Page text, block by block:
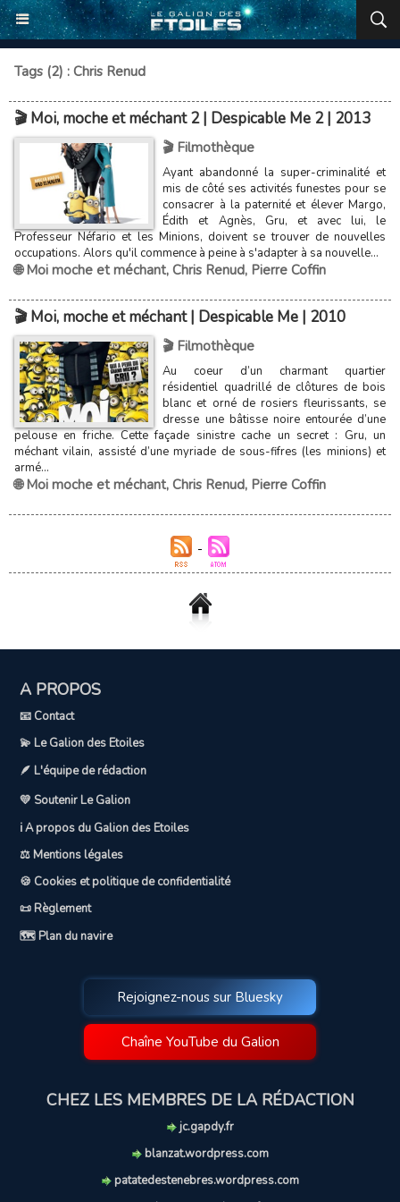
Tags (2) : Chris Renud
🎬 Moi, moche et méchant 2 | Despicable Me 2 | 2013
🎬 Filmothèque
Ayant abandonné la super-criminalité et
mis de côté ses activités funestes pour se
consacrer à la paternité et élever Margo,
Édith et Agnès, Gru, et avec lui, le
Professeur Néfario et les Minions, doivent se trouver de nouvelles
occupations. Alors qu'il commence à peine à s'adapter à sa nouvelle...
🌐 Moi moche et méchant, Chris Renud, Pierre Coffin
🎬 Moi, moche et méchant | Despicable Me | 2010
🎬 Filmothèque
Au coeur d’un charmant quartier
résidentiel quadrillé de clôtures de bois
blanc et orné de rosiers fleurissants, se
dresse une bâtisse noire entourée d’une
pelouse en friche. Cette façade sinistre cache un secret : Gru, un
méchant vilain, assisté d’une myriade de sous-fifres (les minions) et
armé...
🌐 Moi moche et méchant, Chris Renud, Pierre Coffin
A PROPOS
📧 Contact
💫 Le Galion des Etoiles
🪶 L'équipe de rédaction
💛 Soutenir Le Galion
ℹ️ A propos du Galion des Etoiles
⚖️ Mentions légales
🍪 Cookies et politique de confidentialité
📜 Règlement
🗺️ Plan du navire
Rejoignez-nous sur Bluesky
Chaîne YouTube du Galion
CHEZ LES MEMBRES DE LA RÉDACTION
jc.gapdy.fr
blanzat.wordpress.com
patatedestenebres.wordpress.com